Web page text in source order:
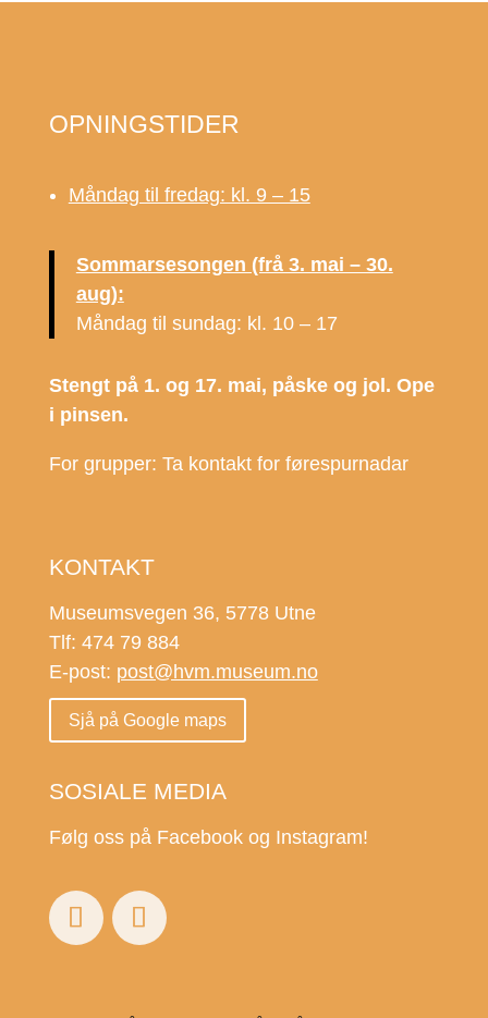
OPNINGSTIDER
Måndag til fredag: kl. 9 – 15
Sommarsesongen (frå 3. mai – 30.
aug):
Måndag til sundag: kl. 10 – 17
Stengt på 1. og 17. mai, påske og jol. Ope
i pinsen.
For grupper: Ta kontakt for førespurnadar
KONTAKT
Museumsvegen 36, 5778 Utne
Tlf: 474 79 884
E-post: post@hvm.museum.no
Sjå på Google maps
SOSIALE MEDIA
Følg oss på Facebook og Instagram!